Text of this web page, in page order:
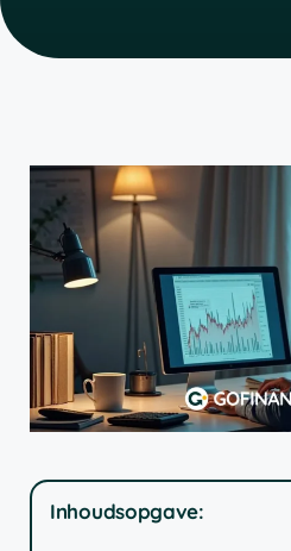
Inhoudsopgave: